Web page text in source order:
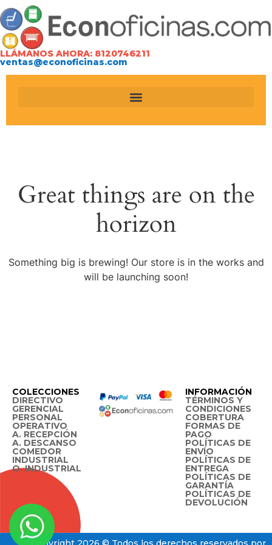
LLÁMANOS AHORA: 8120746211
ventas@econoficinas.com
Great things are on the
horizon
Something big is brewing! Our store is in the works and
will be launching soon!
COLECCIONES
DIRECTIVO
GERENCIAL
PERSONAL
OPERATIVO
A. RECEPCIÓN
A. DESCANSO
COMEDOR
INDUSTRIAL
O. INDUSTRIAL
INFORMACIÓN
TÉRMINOS Y
CONDICIONES
COBERTURA
FORMAS DE
PAGO
POLÍTICAS DE
ENVÍO
POLÍTICAS DE
ENTREGA
POLÍTICAS DE
GARANTÍA
POLÍTICAS DE
DEVOLUCIÓN